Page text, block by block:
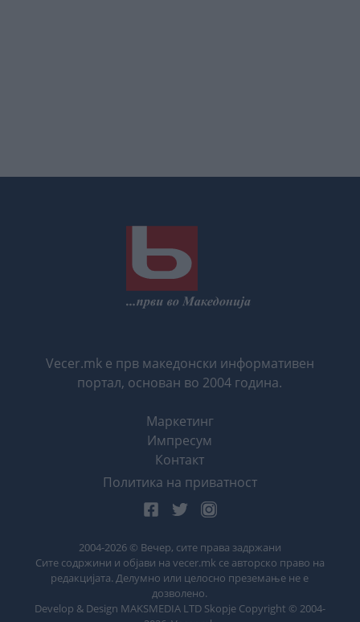
Vecer.mk е прв македонски информативен
портал, основан во 2004 година.
Маркетинг
Импресум
Контакт
Политика на приватност
2004-2026 © Вечер, сите права задржани
Сите содржини и објави на vecer.mk се авторско право на
редакцијата. Делумно или целосно преземање не е
дозволено.
Develop & Design MAKSMEDIA LTD Skopje Copyright © 2004-